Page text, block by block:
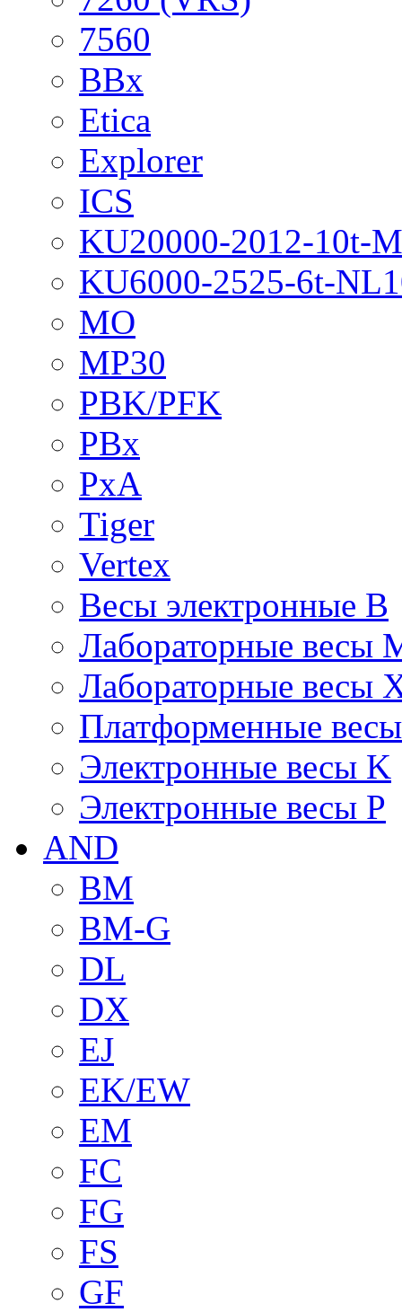
7560
BBx
Etica
Explorer
ICS
KU20000-2012-10t-
KU6000-2525-6t-
MO
MP30
PBK/PFK
PBx
PxA
Tiger
Vertex
Весы электронные B
Лабораторные весы
Лабораторные весы
Платформенные
Электронные весы K
Электронные весы P
AND
BM
BM-G
DL
DX
EJ
EK/EW
EM
FC
FG
FS
GF